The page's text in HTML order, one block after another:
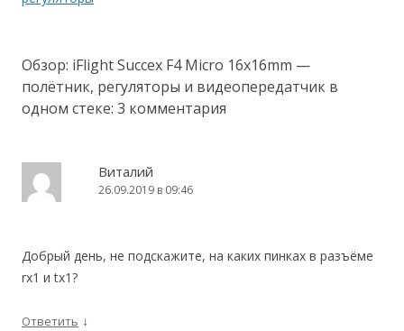
Обзор: iFlight Succex F4 Micro 16x16mm —
полётник, регуляторы и видеопередатчик в
одном стеке: 3 комментария
Виталий
26.09.2019 в 09:46
Добрый день, не подскажите, на каких пинках в разъёме
rx1 и tx1?
Ответить ↓